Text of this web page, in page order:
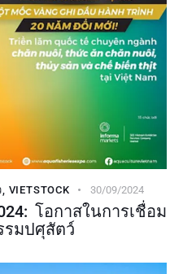
VIETSTOCK 30/09/2024
โอกาสในการเชื่อม
มปศุสัตว์